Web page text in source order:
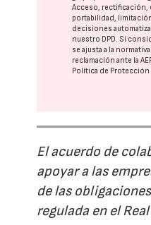
Acceso,
portabilidad,
decisiones
nuestro DPD. Si
se ajusta a la
reclamación ante la
Política de Protección
El acuerdo de
apoyar a las
de las
regulada en el